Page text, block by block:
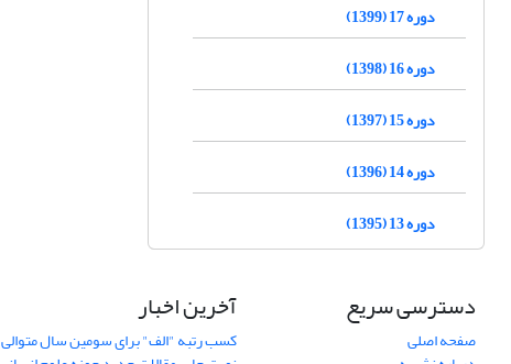
دوره 17 (1399)
دوره 16 (1398)
دوره 15 (1397)
دوره 14 (1396)
دوره 13 (1395)
دسترسی سریع
صفحه اصلی
آخرین اخبار
کسب رتبه "الف" برای سومین سال متوالی